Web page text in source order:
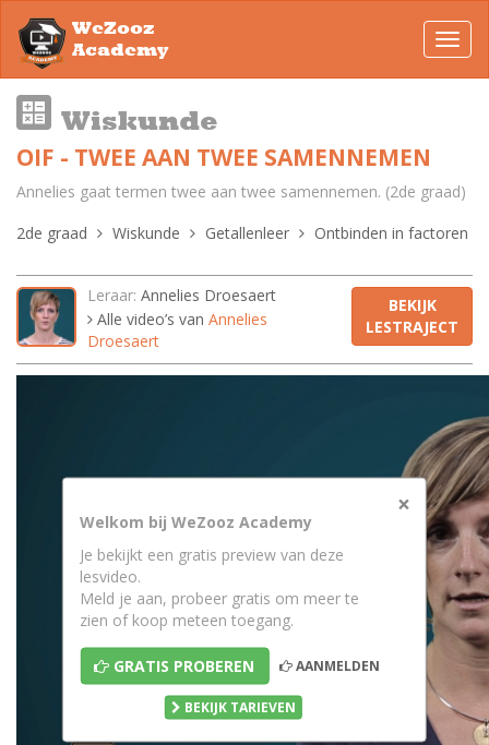
WeZooz
Academy
Wiskunde
OIF - TWEE AAN TWEE SAMENNEMEN
Annelies gaat termen twee aan twee samennemen. (2de graad)
2de graad
Wiskunde Getallenleer Ontbinden in factoren
Leraar: Annelies Droesaert
Alle video’s van Annelies
Droesaert
BEKIJK
LESTRAJECT
×
Welkom bij WeZooz Academy
Je bekijkt een gratis preview van deze
lesvideo.
Meld je aan, probeer gratis om meer te
zien of koop meteen toegang.
GRATIS PROBEREN AANMELDEN
BEKIJK TARIEVEN